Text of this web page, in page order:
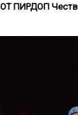
ПИРДОП